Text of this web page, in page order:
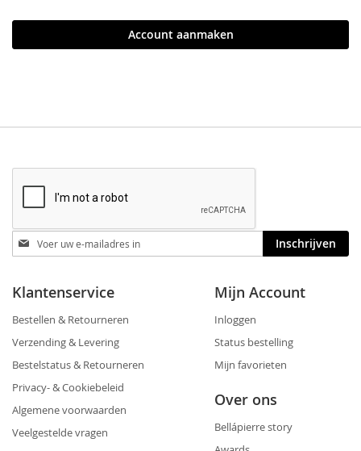
Account aanmaken
Blijf
op
hoogte
Inschrijven
Klantenservice
Bestellen & Retourneren
Verzending & Levering
Bestelstatus & Retourneren
Privacy- & Cookiebeleid
Algemene voorwaarden
Veelgestelde vragen
Mijn Account
Inloggen
Status bestelling
Mijn favorieten
Over ons
Bellápierre story